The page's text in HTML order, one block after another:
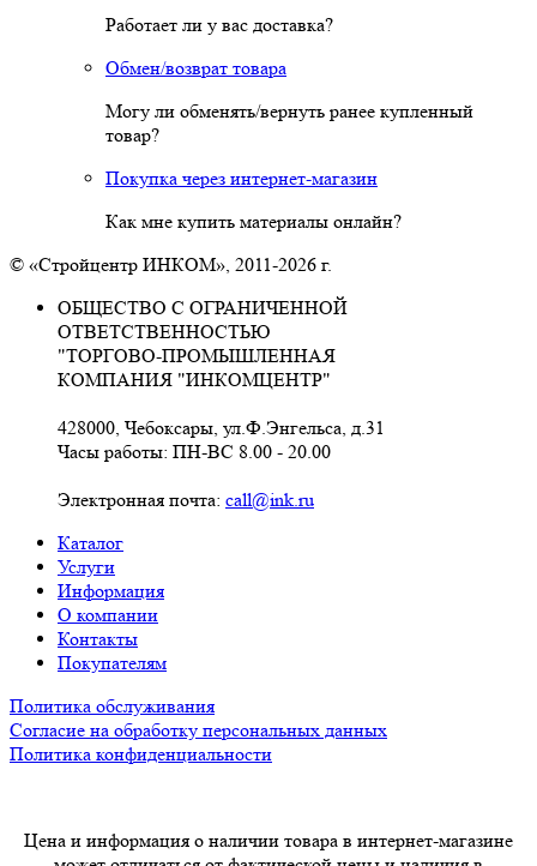
Работает ли у вас доставка?
Обмен/возврат товара
Могу ли обменять/вернуть ранее купленный
товар?
Покупка через интернет-магазин
Как мне купить материалы онлайн?
© «Стройцентр ИНКОМ», 2011-2026 г.
ОБЩЕСТВО С ОГРАНИЧЕННОЙ
ОТВЕТСТВЕННОСТЬЮ
"ТОРГОВО-ПРОМЫШЛЕННАЯ
КОМПАНИЯ "ИНКОМЦЕНТР"
428000, Чебоксары, ул.Ф.Энгельса, д.31
Часы работы: ПН-ВС 8.00 - 20.00
Электронная почта: call@ink.ru
Каталог
Услуги
Информация
О компании
Контакты
Покупателям
Политика обслуживания
Согласие на обработку персональных данных
Политика конфиденциальности
Цена и информация о наличии товара в интернет-магазине